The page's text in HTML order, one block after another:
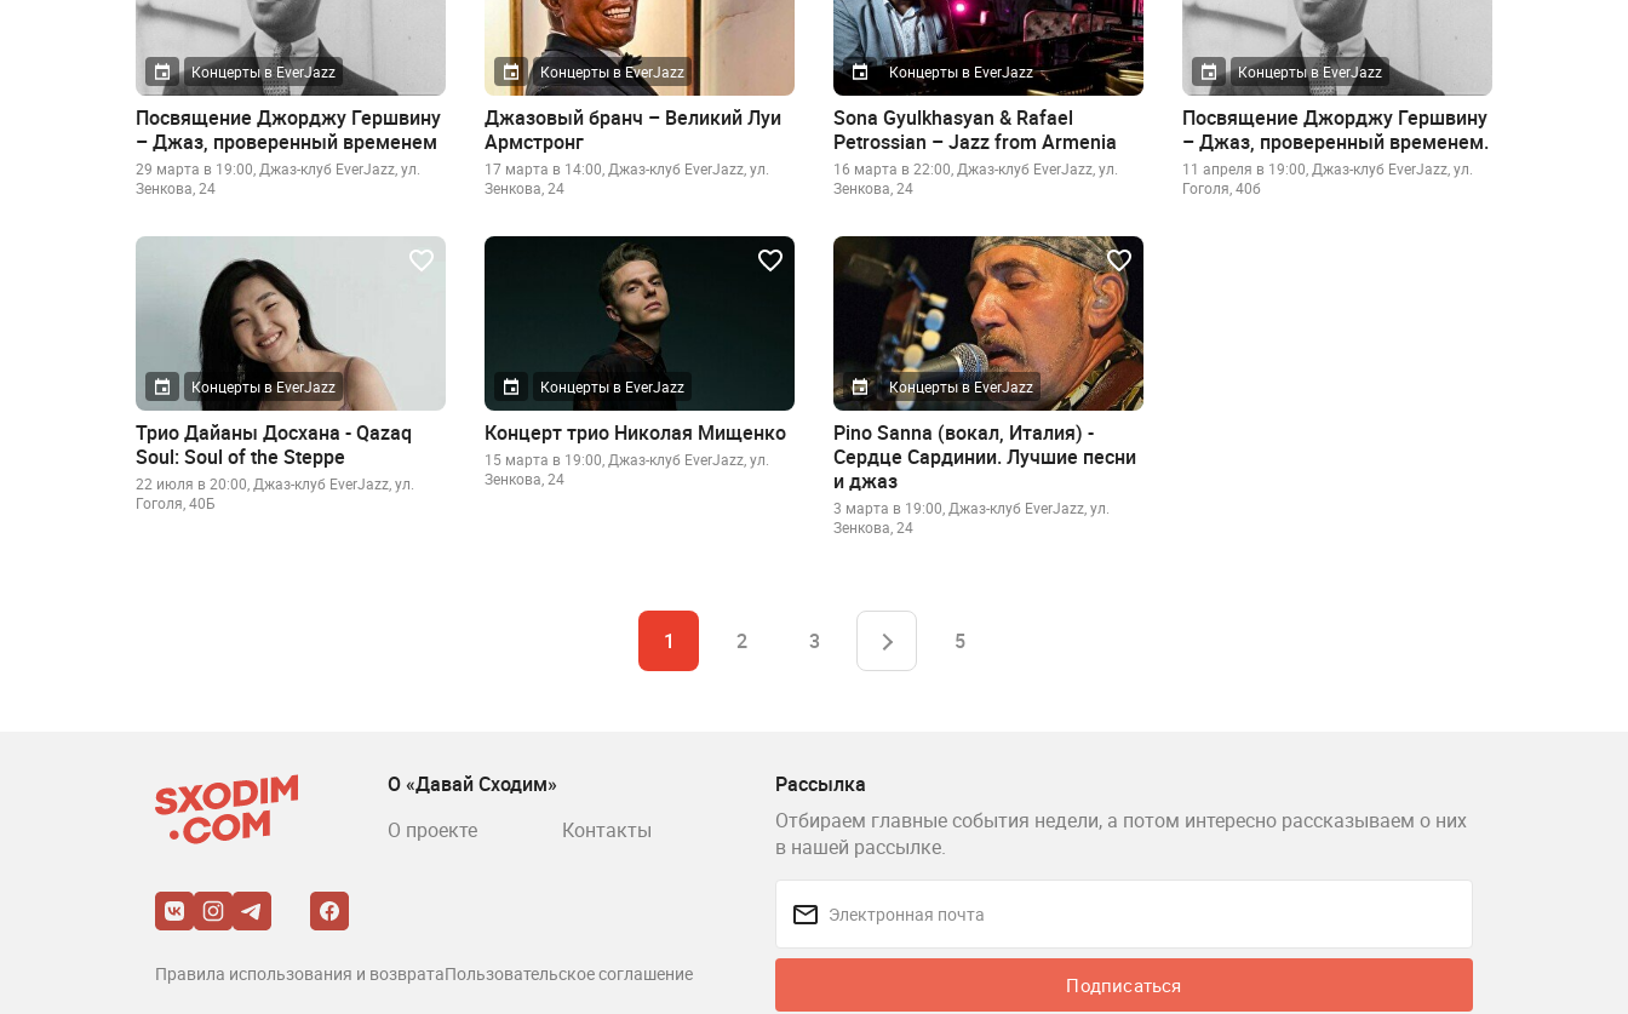
Концерты в EverJazz
Посвящение Джорджу Гершвину
– Джаз, проверенный временем
29 марта в 19:00, Джаз-клуб EverJazz, ул.
Зенкова, 24
Концерты в EverJazz
Джазовый бранч – Великий Луи
Армстронг
17 марта в 14:00, Джаз-клуб EverJazz, ул.
Зенкова, 24
Концерты в EverJazz
Sona Gyulkhasyan & Rafael
Petrossian – Jazz from Armenia
16 марта в 22:00, Джаз-клуб EverJazz, ул.
Зенкова, 24
Концерты в EverJazz
Посвящение Джорджу Гершвину
– Джаз, проверенный временем.
11 апреля в 19:00, Джаз-клуб EverJazz, ул.
Гоголя, 40б
Концерты в EverJazz
Трио Дайаны Досхана - Qazaq
Soul: Soul of the Steppe
22 июля в 20:00, Джаз-клуб EverJazz, ул.
Гоголя, 40Б
Концерты в EverJazz
Концерт трио Николая Мищенко
15 марта в 19:00, Джаз-клуб EverJazz, ул.
Зенкова, 24
Концерты в EverJazz
Pino Sanna (вокал, Италия) -
Сердце Сардинии. Лучшие песни
и джаз
3 марта в 19:00, Джаз-клуб EverJazz, ул.
Зенкова, 24
1 2 3 5
Рассылка
Отбираем главные события недели, а потом интересно рассказываем о них
в нашей рассылке.
Подписаться
О «Давай Сходим»
О проекте
Контакты
Правила использования и возвратаПользовательское соглашение